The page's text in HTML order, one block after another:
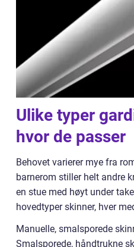
Ulike typer
hvor de passer
Behovet varierer mye fra
barnerom stiller helt andre
en stue med høyt under
hovedtyper skinner, hver
Manuelle, smalsporede
Smalsporede, håndtrukne